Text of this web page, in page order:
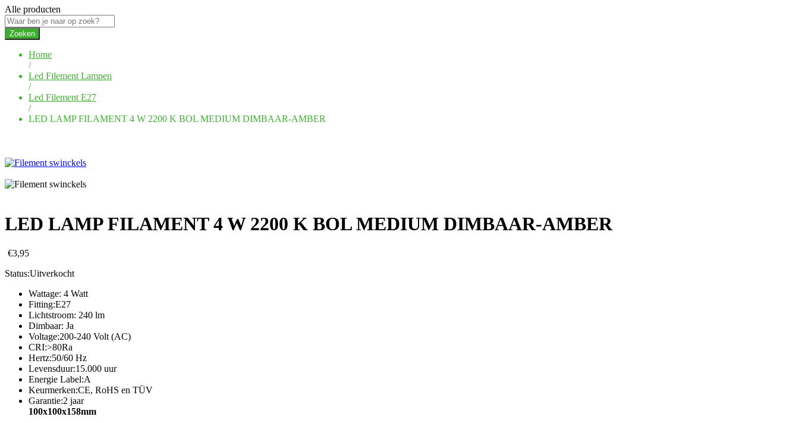
Alle producten
Zoeken
Home
/
Led Filement Lampen
/
Led Filement E27
/
LED LAMP FILAMENT 4 W 2200 K BOL MEDIUM DIMBAAR-AMBER
LED LAMP FILAMENT 4 W 2200 K BOL MEDIUM DIMBAAR-AMBER
€3,95
Status:Uitverkocht
Wattage: 4 Watt
Fitting:E27
Lichtstroom: 240 lm
Dimbaar: Ja
Voltage:200-240 Volt (AC)
CRI:>80Ra
Hertz:50/60 Hz
Levensduur:15.000 uur
Energie Label:A
Keurmerken:CE, RoHS en TÜV
Garantie:2 jaar
100x100x158mm